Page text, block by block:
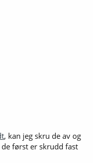
, kan jeg skru de av og
først er skrudd fast